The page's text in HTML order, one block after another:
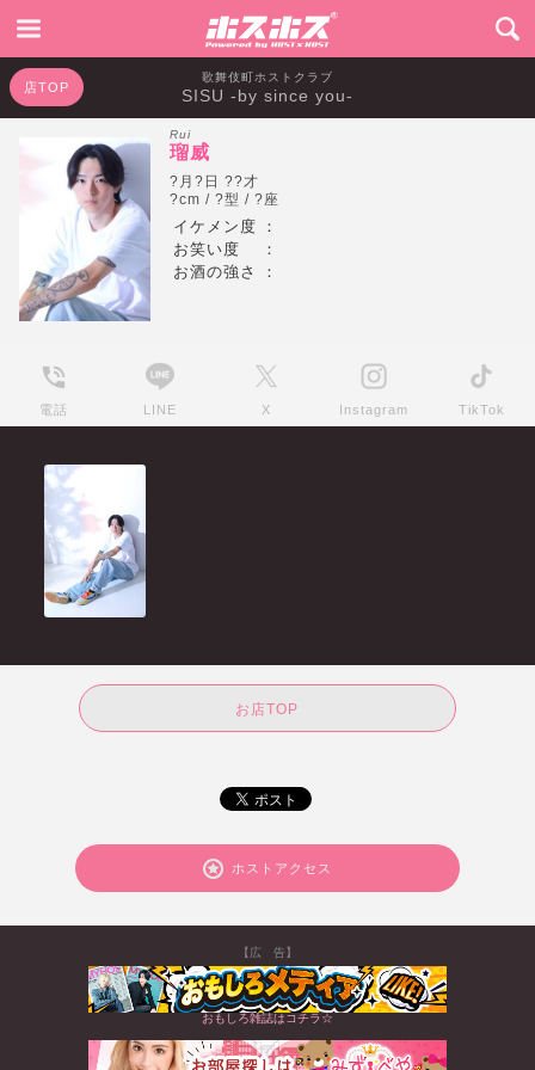
歌舞伎町ホストクラブ
SISU -by since you-
店TOP
Rui
瑠威
?月?日 ??才
?cm / ?型 / ?座
イケメン度
：
お笑い度
：
お酒の強さ
：
電話 LINE X Instagram TikTok
お店TOP
ホストアクセス
【広 告】
おもしろ雑誌はコチラ☆